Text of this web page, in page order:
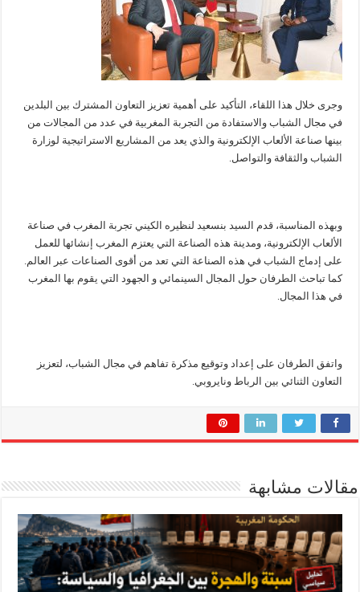
وجرى خلال هذا اللقاء، التأكيد على أهمية تعزيز التعاون المشترك بين البلدين
في مجال الشباب والاستفادة من التجربة المغربية في عدد من المجالات من
بينها صناعة الألعاب الإلكترونية والذي يعد من المشاريع الاستراتيجية لوزارة
الشباب والثقافة والتواصل.
وبهذه المناسبة، قدم السيد بنسعيد لنظيره الكيني تجربة المغرب في صناعة
الألعاب الإلكترونية، ومدينة هذه الصناعة التي يعتزم المغرب إنشائها للعمل
على إدماج الشباب في هذه الصناعة التي تعد من أقوى الصناعات عبر العالم.
كما تباحث الطرفان حول المجال السينمائي و الجهود التي يقوم بها المغرب
في هذا المجال.
واتفق الطرفان على إعداد وتوقيع مذكرة تفاهم في مجال الشباب، لتعزيز
التعاون الثنائي بين الرباط ونايروبي.
مقالات مشابهة